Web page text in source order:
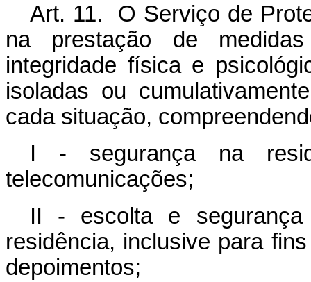
Art. 11. O Serviço de
na prestação de
integridade física e
isoladas ou
cada situação,
I - segurança na
telecomunicações;
II - escolta e segurança
residência, inclusive para
depoimentos;